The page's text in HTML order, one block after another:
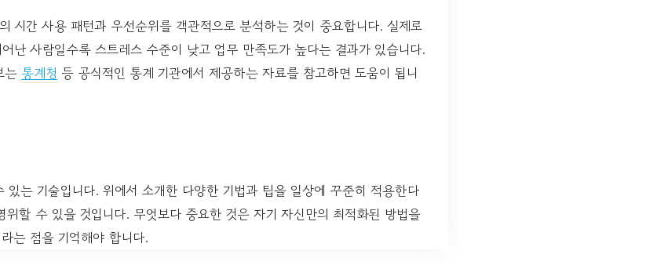
시간 사용 패턴과 우선순위를 객관적으로 분석하는 것이 중요합니다. 실제로
난 사람일수록 스트레스 수준이 낮고 업무 만족도가 높다는 결과가 있습니다.
는 통계청 등 공식적인 통계 기관에서 제공하는 자료를 참고하면 도움이 됩니
는 기술입니다. 위에서 소개한 다양한 기법과 팁을 일상에 꾸준히 적용한다
할 수 있을 것입니다. 무엇보다 중요한 것은 자기 자신만의 최적화된 방법을
는 점을 기억해야 합니다.